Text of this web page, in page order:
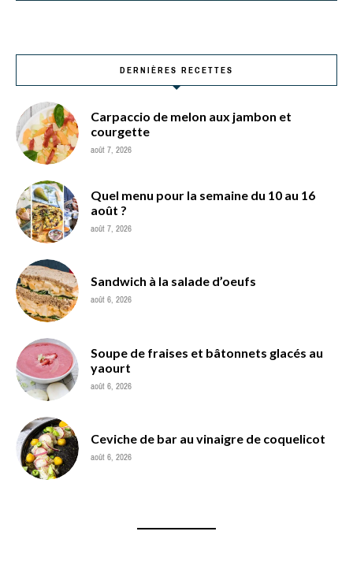
DERNIÈRES RECETTES
Carpaccio de melon aux jambon et
courgette
août 7, 2026
Quel menu pour la semaine du 10 au 16
août ?
août 7, 2026
Sandwich à la salade d’oeufs
août 6, 2026
Soupe de fraises et bâtonnets glacés au
yaourt
août 6, 2026
Ceviche de bar au vinaigre de coquelicot
août 6, 2026